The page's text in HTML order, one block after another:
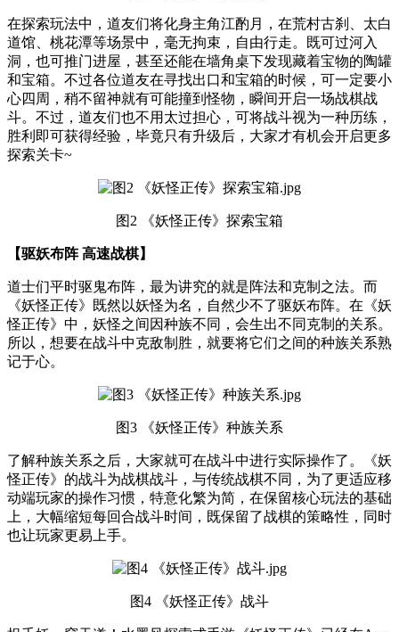
在探索玩法中，道友们将化身主角江酌月，在荒村古刹、太白
道馆、桃花潭等场景中，毫无拘束，自由行走。既可过河入
洞，也可推门进屋，甚至还能在墙角桌下发现藏着宝物的陶罐
和宝箱。不过各位道友在寻找出口和宝箱的时候，可一定要小
心四周，稍不留神就有可能撞到怪物，瞬间开启一场战棋战
斗。不过，道友们也不用太过担心，可将战斗视为一种历练，
胜利即可获得经验，毕竟只有升级后，大家才有机会开启更多
探索关卡~
图2 《妖怪正传》探索宝箱
【驱妖布阵 高速战棋】
道士们平时驱鬼布阵，最为讲究的就是阵法和克制之法。而
《妖怪正传》既然以妖怪为名，自然少不了驱妖布阵。在《妖
怪正传》中，妖怪之间因种族不同，会生出不同克制的关系。
所以，想要在战斗中克敌制胜，就要将它们之间的种族关系熟
记于心。
图3 《妖怪正传》种族关系
了解种族关系之后，大家就可在战斗中进行实际操作了。《妖
怪正传》的战斗为战棋战斗，与传统战棋不同，为了更适应移
动端玩家的操作习惯，特意化繁为简，在保留核心玩法的基础
上，大幅缩短每回合战斗时间，既保留了战棋的策略性，同时
也让玩家更易上手。
图4 《妖怪正传》战斗